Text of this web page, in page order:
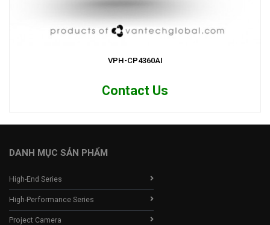
VPH-CP4360AI
Contact Us
DANH MỤC SẢN PHẨM
High-End Series
High-Performance Series
Project Camera